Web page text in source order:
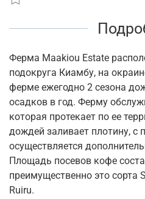
Ферма Maakiou Estate
подокруга Киамбу, на
ферме ежегодно 2 сезона
осадков в год. Ферму
которая протекает по ее
дождей заливает плотину,
осуществляется
Площадь посевов кофе
преимущественно это сорта
Ruiru.